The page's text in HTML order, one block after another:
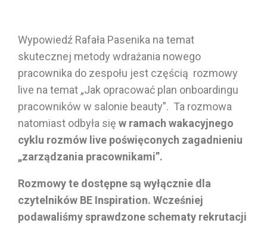
Wypowiedź Rafała Pasenika na temat
skutecznej metody wdrażania nowego
pracownika do zespołu jest częścią rozmowy
live na temat „Jak opracować plan onboardingu
pracowników w salonie beauty”. Ta rozmowa
natomiast odbyła się w ramach wakacyjnego
cyklu rozmów live poświęconych zagadnieniu
„zarządzania pracownikami”.
Rozmowy te dostępne są wyłącznie dla
czytelników BE Inspiration. Wcześniej
podawaliśmy sprawdzone schematy rekrutacji